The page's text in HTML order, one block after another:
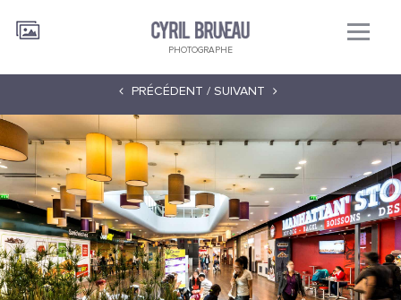
PHOTOGRAPHE
PRÉCÉDENT / SUIVANT